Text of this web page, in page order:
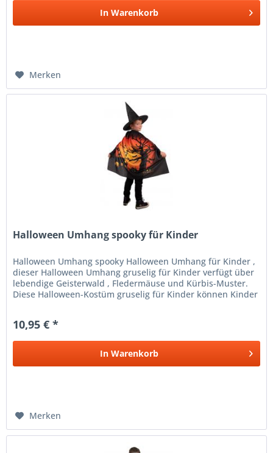
In Warenkorb
Merken
Halloween Umhang spooky für Kinder
Halloween Umhang spooky Halloween Umhang für Kinder ,
dieser Halloween Umhang gruselig für Kinder verfügt über
lebendige Geisterwald , Fledermäuse und Kürbis-Muster.
Diese Halloween-Kostüm gruselig für Kinder können Kinder
10,95 € *
In Warenkorb
Merken